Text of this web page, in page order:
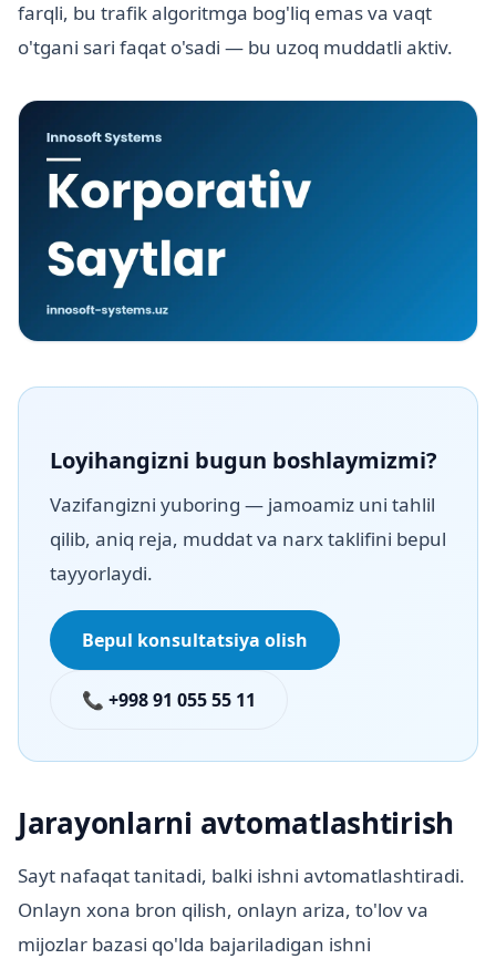
farqli, bu trafik algoritmga bog'liq emas va vaqt
o'tgani sari faqat o'sadi — bu uzoq muddatli aktiv.
Loyihangizni bugun boshlaymizmi?
Vazifangizni yuboring — jamoamiz uni tahlil
qilib, aniq reja, muddat va narx taklifini bepul
tayyorlaydi.
Bepul konsultatsiya olish
📞 +998 91 055 55 11
Jarayonlarni avtomatlashtirish
Sayt nafaqat tanitadi, balki ishni avtomatlashtiradi.
Onlayn xona bron qilish, onlayn ariza, to'lov va
mijozlar bazasi qo'lda bajariladigan ishni